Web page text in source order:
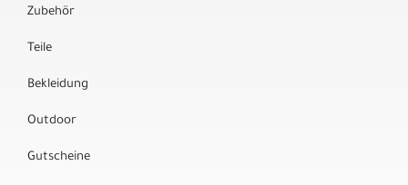
Zubehör
Teile
Bekleidung
Outdoor
Gutscheine